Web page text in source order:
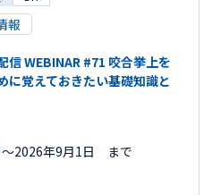
報
信 WEBINAR #71 咬合挙上を
に覚えておきたい基礎知識と
〜2026年9月1日 まで